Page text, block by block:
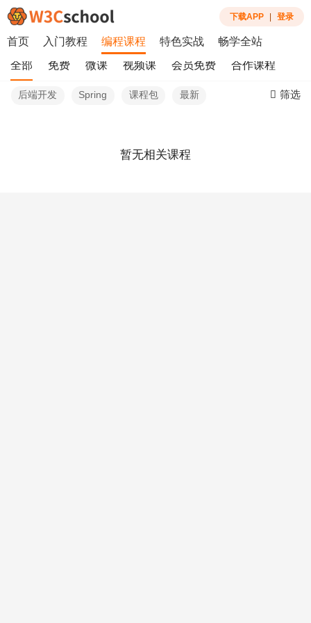
下载APP 登录
首页 入门教程 编程课程 特色实战 畅学全站
全部 免费 微课 视频课 会员免费 合作课程
后端开发 Spring 课程包 最新 筛选
暂无相关课程